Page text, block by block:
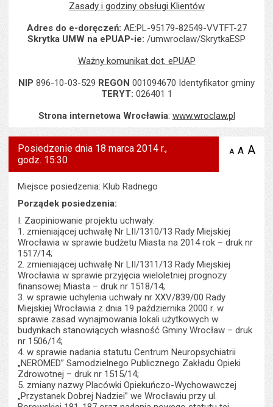
Zasady i godziny obsługi Klientów
Adres do e-doręczeń: AE:PL-95179-82549-VVTFT-27
Skrytka UMW na ePUAP-ie: /umwroclaw/SkrytkaESP
Ważny komunikat dot. ePUAP
NIP 896-10-03-529 REGON 001094670 Identyfikator gminy
TERYT: 026401 1
Strona internetowa Wrocławia: www.wroclaw.pl
Posiedzenie dnia 18 marca 2014 r.,
godz. 15:30
A zmniejsz
A A
Miejsce posiedzenia: Klub Radnego
Porządek posiedzenia:
I. Zaopiniowanie projektu uchwały:
1. zmieniającej uchwałę Nr LII/1310/13 Rady Miejskiej
Wrocławia w sprawie budżetu Miasta na 2014 rok – druk nr
1517/14;
2. zmieniającej uchwałę Nr LII/1311/13 Rady Miejskiej
Wrocławia w sprawie przyjęcia wieloletniej prognozy
finansowej Miasta – druk nr 1518/14;
3. w sprawie uchylenia uchwały nr XXV/839/00 Rady
Miejskiej Wrocławia z dnia 19 października 2000 r. w
sprawie zasad wynajmowania lokali użytkowych w
budynkach stanowiących własność Gminy Wrocław – druk
nr 1506/14;
4. w sprawie nadania statutu Centrum Neuropsychiatrii
„NEROMED” Samodzielnego Publicznego Zakładu Opieki
Zdrowotnej – druk nr 1515/14;
5. zmiany nazwy Placówki Opiekuńczo-Wychowawczej
„Przystanek Dobrej Nadziei” we Wrocławiu przy ul.